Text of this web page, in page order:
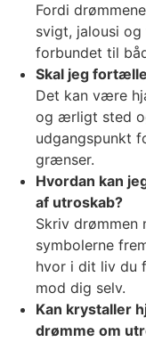
Fordi
svigt, jalousi
forbundet til
Skal jeg
Det kan være
og ærligt sted
udgangspunkt
grænser.
Hvordan kan
af utroskab?
Skriv drømmen
symbolerne
hvor i dit liv du
mod dig selv.
Kan krystaller
drømme om